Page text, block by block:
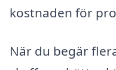
kostnaden för
När du begär